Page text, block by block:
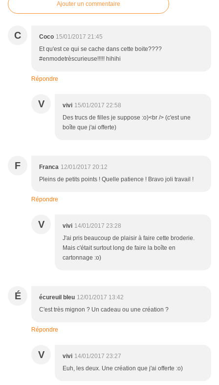
Ajouter un commentaire
C Coco 15/01/2017 21:45
Et qu'est ce qui se cache dans cette boite????
#enmodetrèscurieuse!!!!! hihihi
Répondre
V vivi 15/01/2017 22:58
Des trucs de filles je suppose :o)<br /> (c'est une
boîte que j'ai offerte)
F Franca 12/01/2017 20:12
Pleins de petits points ! Quelle patience ! Bravo joli travail !
Répondre
V vivi 14/01/2017 23:28
J'ai pris beaucoup de plaisir à faire cette broderie.
Mais c'était surtout long de faire la boîte en
cartonnage :o)
É écureuil bleu 12/01/2017 13:42
C'est très mignon ? Un cadeau ou une création ?
Répondre
V vivi 14/01/2017 23:27
Euh, les deux. Une création que j'ai offerte :o)